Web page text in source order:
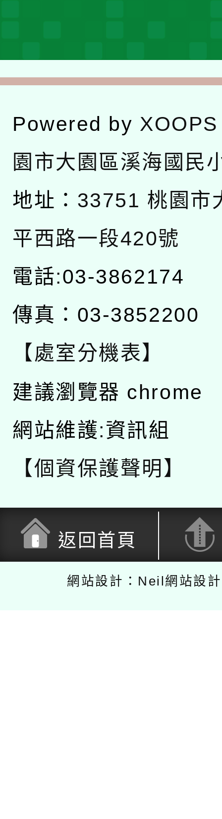
Powered by XOOPS
園市大園區溪海國民
地址： 33751 桃園市
平西路一段420號
電話:03-3862174
傳真：03-3852200
【處室分機表】
建議瀏覽器 chrome
網站維護:資訊組
【個資保護聲明】
返回首頁
網站設計：Neil網站設